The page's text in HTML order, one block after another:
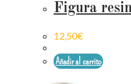
Figura
12,50€
Añadir al carrito